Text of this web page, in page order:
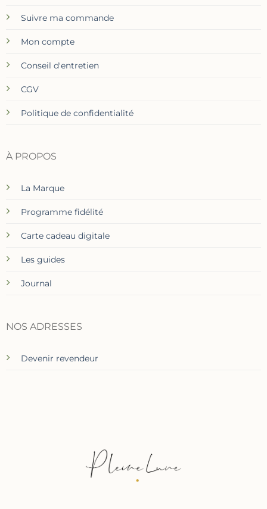
Suivre ma commande
Mon compte
Conseil d'entretien
CGV
Politique de confidentialité
À PROPOS
La Marque
Programme fidélité
Carte cadeau digitale
Les guides
Journal
NOS ADRESSES
Devenir revendeur